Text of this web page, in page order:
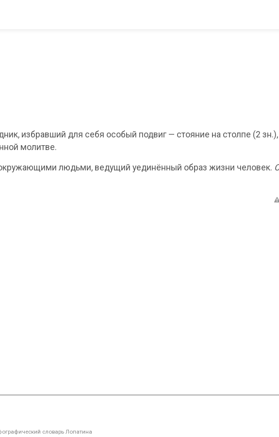
избравший для себя особый подвиг — стояние на столпе (2
молитве.
людьми, ведущий уединённый образ жизни человек.
словарь Лопатина